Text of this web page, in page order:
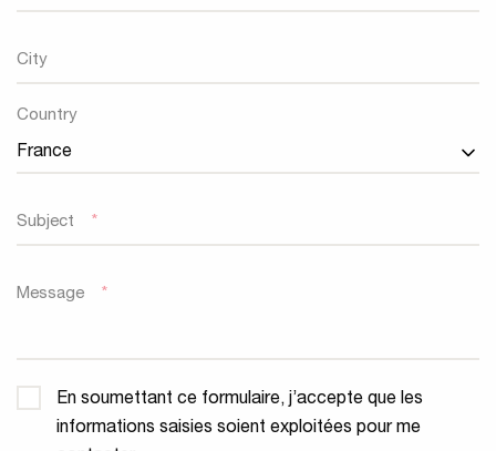
City
Country
Country
Subject *
Message *
Confidentialité *
En soumettant ce formulaire, j’accepte que les
informations saisies soient exploitées pour me